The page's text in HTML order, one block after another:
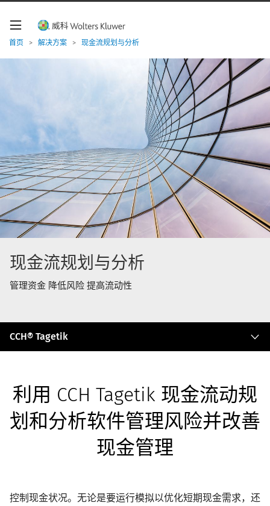
W
航
首页 > 解决方案 > 现金流规划与分析
现金流规划与分析
管理资金 降低风险 提高流动性
CCH® Tagetik
C
a
g
e
t
利用 CCH Tagetik 现金流动规
划和分析软件管理风险并改善
现金管理
控制现金状况。无论是要运行模拟以优化短期现金需求，还